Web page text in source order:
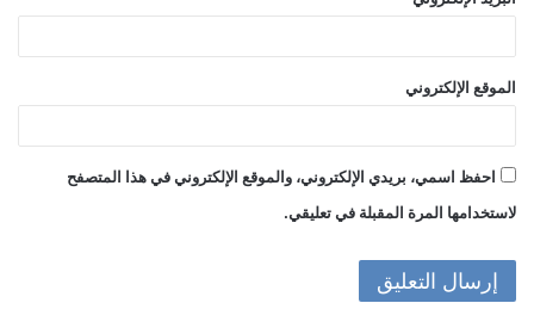
الموقع الإلكتروني
احفظ اسمي، بريدي الإلكتروني، والموقع الإلكتروني في هذا المتصفح
لاستخدامها المرة المقبلة في تعليقي.